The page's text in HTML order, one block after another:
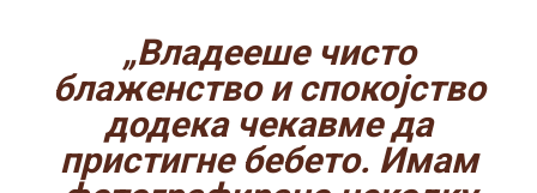
„Владееше чисто
блаженство и спокојство
додека чекавме да
пристигне бебето. Имам